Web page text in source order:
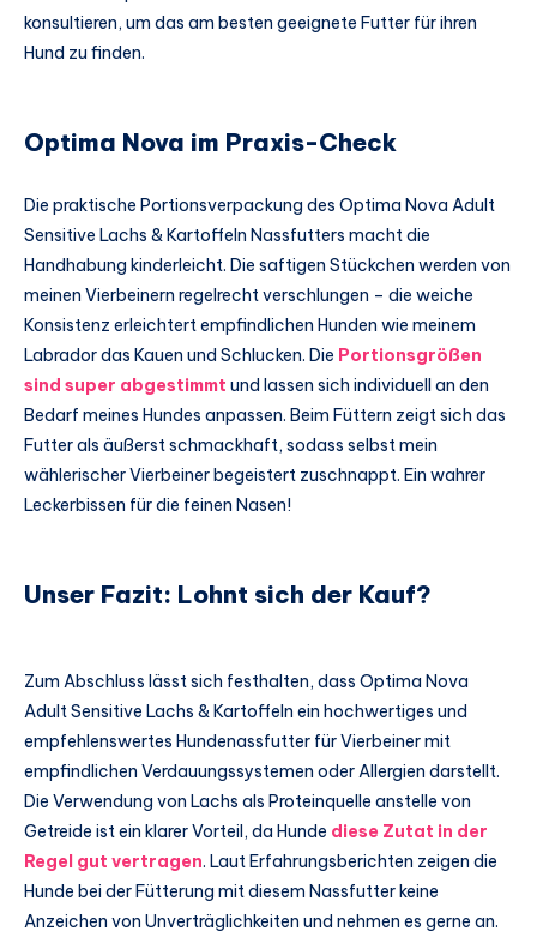
konsultieren, um das am besten geeignete Futter für ihren
Hund zu finden.
Optima Nova im Praxis-Check
Die praktische Portionsverpackung des Optima Nova Adult
Sensitive Lachs & Kartoffeln Nassfutters macht die
Handhabung kinderleicht. Die saftigen Stückchen werden von
meinen Vierbeinern regelrecht verschlungen – die weiche
Konsistenz erleichtert empfindlichen Hunden wie meinem
Labrador das Kauen und Schlucken. Die Portionsgrößen
sind super abgestimmt und lassen sich individuell an den
Bedarf meines Hundes anpassen. Beim Füttern zeigt sich das
Futter als äußerst schmackhaft, sodass selbst mein
wählerischer Vierbeiner begeistert zuschnappt. Ein wahrer
Leckerbissen für die feinen Nasen!
Unser Fazit: Lohnt sich der Kauf?
Zum Abschluss lässt sich festhalten, dass Optima Nova
Adult Sensitive Lachs & Kartoffeln ein hochwertiges und
empfehlenswertes Hundenassfutter für Vierbeiner mit
empfindlichen Verdauungssystemen oder Allergien darstellt.
Die Verwendung von Lachs als Proteinquelle anstelle von
Getreide ist ein klarer Vorteil, da Hunde diese Zutat in der
Regel gut vertragen. Laut Erfahrungsberichten zeigen die
Hunde bei der Fütterung mit diesem Nassfutter keine
Anzeichen von Unverträglichkeiten und nehmen es gerne an.